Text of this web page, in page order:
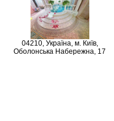
04210, Україна, м. Київ,
Оболонська Набережна, 17